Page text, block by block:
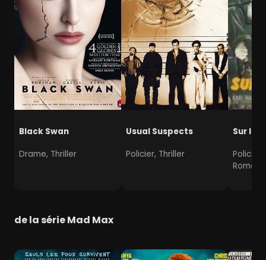
Black Swan
Drame, Thriller
Usual Suspects
Policier, Thriller
Sur les
de la série Mad Max